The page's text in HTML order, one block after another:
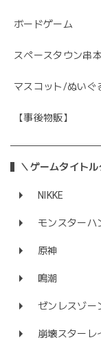
ボードゲーム
スペースタウン串
マスコット/ぬいぐ
【事後物販】
＼ゲームタイト
NIKKE
モンスターハ
原神
鳴潮
ゼンレスゾー
崩壊スターレ